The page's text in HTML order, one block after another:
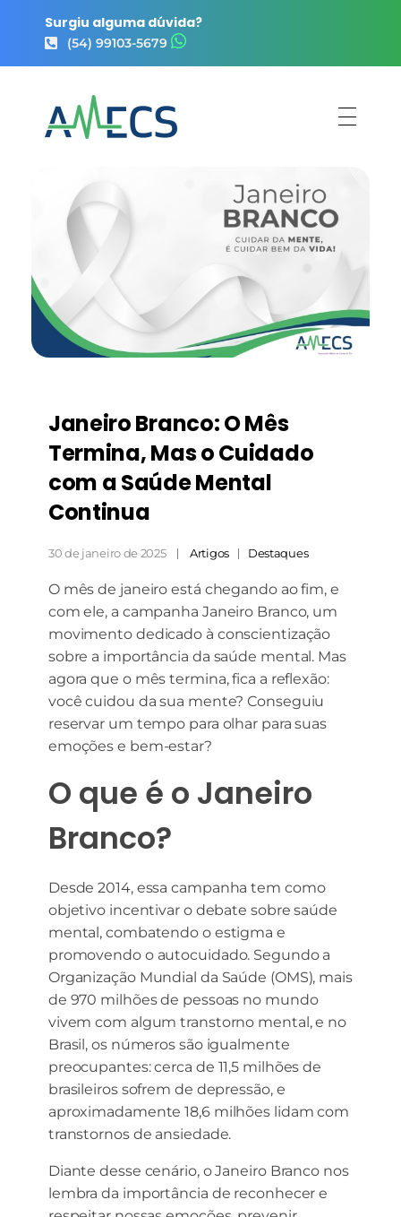
Surgiu alguma dúvida?
(54) 99103-5679
Janeiro Branco: O Mês
Termina, Mas o Cuidado
com a Saúde Mental
Continua
30 de janeiro de 2025 Artigos Destaques
O mês de janeiro está chegando ao fim, e
com ele, a campanha Janeiro Branco, um
movimento dedicado à conscientização
sobre a importância da saúde mental. Mas
agora que o mês termina, fica a reflexão:
você cuidou da sua mente? Conseguiu
reservar um tempo para olhar para suas
emoções e bem-estar?
O que é o Janeiro
Branco?
Desde 2014, essa campanha tem como
objetivo incentivar o debate sobre saúde
mental, combatendo o estigma e
promovendo o autocuidado. Segundo a
Organização Mundial da Saúde (OMS), mais
de 970 milhões de pessoas no mundo
vivem com algum transtorno mental, e no
Brasil, os números são igualmente
preocupantes: cerca de 11,5 milhões de
brasileiros sofrem de depressão, e
aproximadamente 18,6 milhões lidam com
transtornos de ansiedade.
Diante desse cenário, o Janeiro Branco nos
lembra da importância de reconhecer e